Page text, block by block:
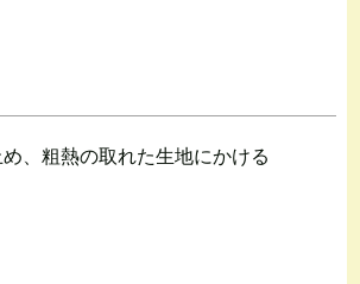
、粗熱の取れた生地にかける